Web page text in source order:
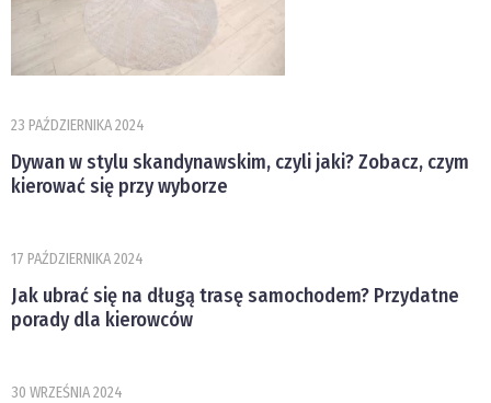
23 PAŹDZIERNIKA 2024
Dywan w stylu skandynawskim, czyli jaki? Zobacz, czym
kierować się przy wyborze
17 PAŹDZIERNIKA 2024
Jak ubrać się na długą trasę samochodem? Przydatne
porady dla kierowców
30 WRZEŚNIA 2024